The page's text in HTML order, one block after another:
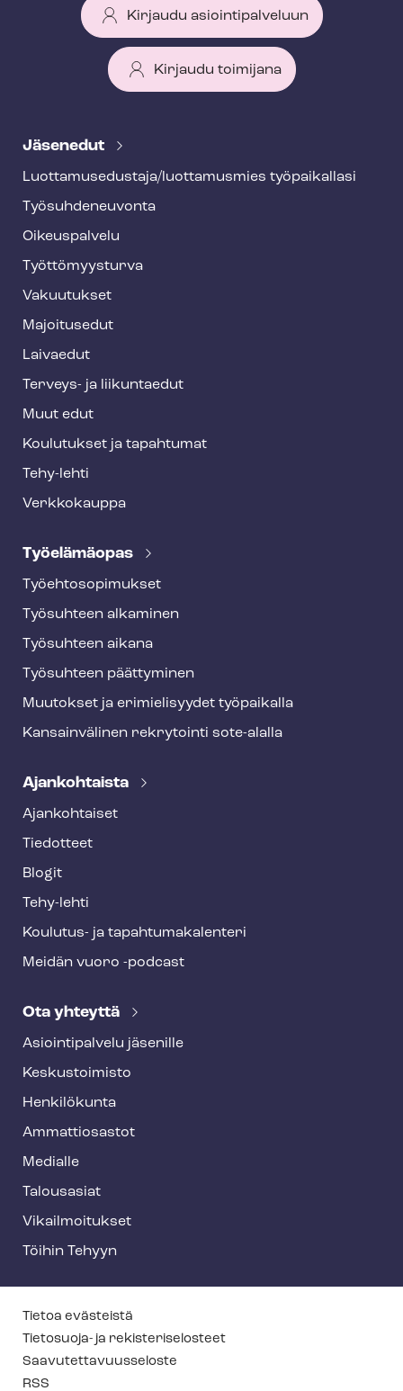
Kirjaudu asiointipalveluun
Kirjaudu toimijana
e
f
o
o
t
e
Jäsenedut
Luot­ta­muse­dus­ta­ja/luottamusmies työpaikallasi
Työ­suh­de­neu­von­ta
Oikeuspalvelu
Työt­tö­myys­tur­va
Vakuutukset
Majoitusedut
Laivaedut
Terveys- ja liikuntaedut
Muut edut
Koulutukset ja tapahtumat
Tehy-lehti
Verkkokauppa
Työelämäopas
Työ­eh­to­so­pi­muk­set
Työsuhteen alkaminen
Työsuhteen aikana
Työsuhteen päättyminen
Muutokset ja erimielisyydet työpaikalla
Kansainvälinen rekrytointi sote-alalla
Ajankohtaista
Ajankohtaiset
Tiedotteet
Blogit
Tehy-lehti
Koulutus- ja ta­pah­tu­ma­ka­len­te­ri
Meidän vuoro -podcast
Ota yhteyttä
Asioin­ti­pal­ve­lu jäsenille
Keskustoimisto
Henkilökunta
Ammattiosastot
Medialle
Talousasiat
Vi­kail­moi­tuk­set
Töihin Tehyyn
T
e
h
Tietoa evästeistä
Tietosuoja- ja re­kis­te­ri­se­los­teet
Saa­vu­tet­ta­vuus­se­los­te
RSS